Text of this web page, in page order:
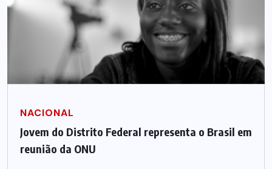
NACIONAL
Jovem do Distrito Federal representa o Brasil em
reunião da ONU